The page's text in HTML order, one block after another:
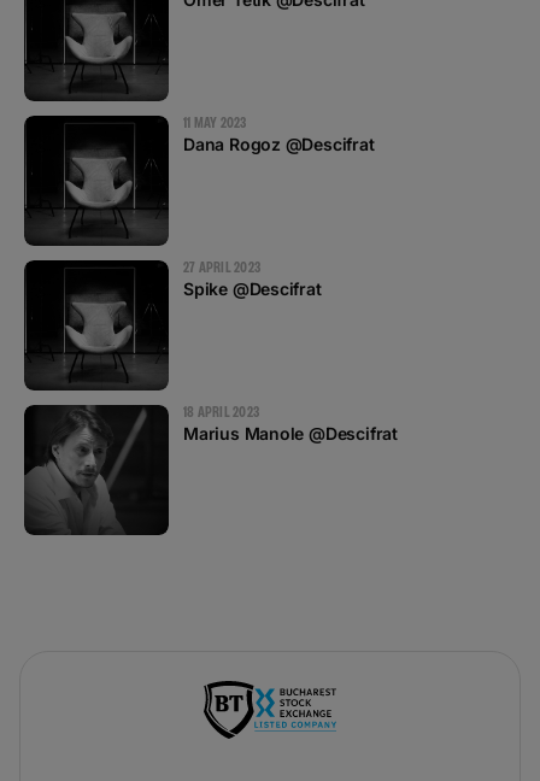
11 MAY 2023
Dana Rogoz @Descifrat
27 APRIL 2023
Spike @Descifrat
18 APRIL 2023
Marius Manole @Descifrat